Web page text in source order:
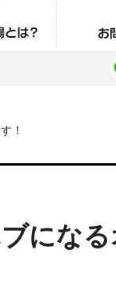
お問い合
！
になる